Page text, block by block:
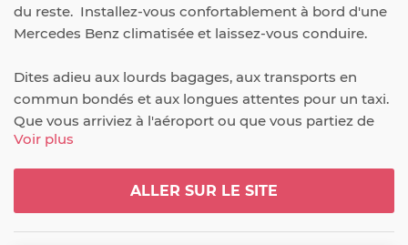
du reste.  Installez-vous confortablement à bord d'une
Mercedes Benz climatisée et laissez-vous conduire.
Dites adieu aux lourds bagages, aux transports en
commun bondés et aux longues attentes pour un taxi.
Que vous arriviez à l'aéroport ou que vous partiez de
votre hôtel, votre chauffeur vous attendra avec une
un trajet sans encombre.
Voir plus
ALLER SUR LE SITE